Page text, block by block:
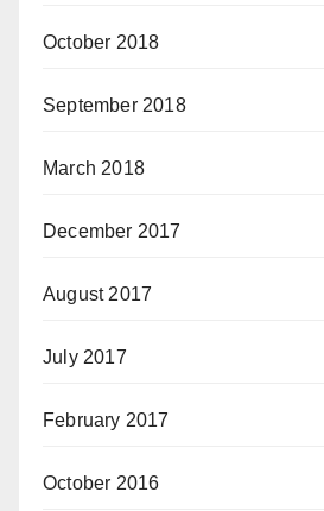
October 2018
September 2018
March 2018
December 2017
August 2017
July 2017
February 2017
October 2016